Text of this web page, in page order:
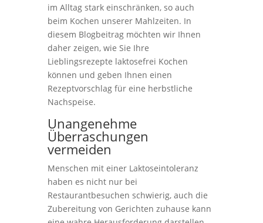
im Alltag stark einschränken, so auch
beim Kochen unserer Mahlzeiten. In
diesem Blogbeitrag möchten wir Ihnen
daher zeigen, wie Sie Ihre
Lieblingsrezepte laktosefrei Kochen
können und geben Ihnen einen
Rezeptvorschlag für eine herbstliche
Nachspeise.
Unangenehme
Überraschungen
vermeiden
Menschen mit einer Laktoseintoleranz
haben es nicht nur bei
Restaurantbesuchen schwierig, auch die
Zubereitung von Gerichten zuhause kann